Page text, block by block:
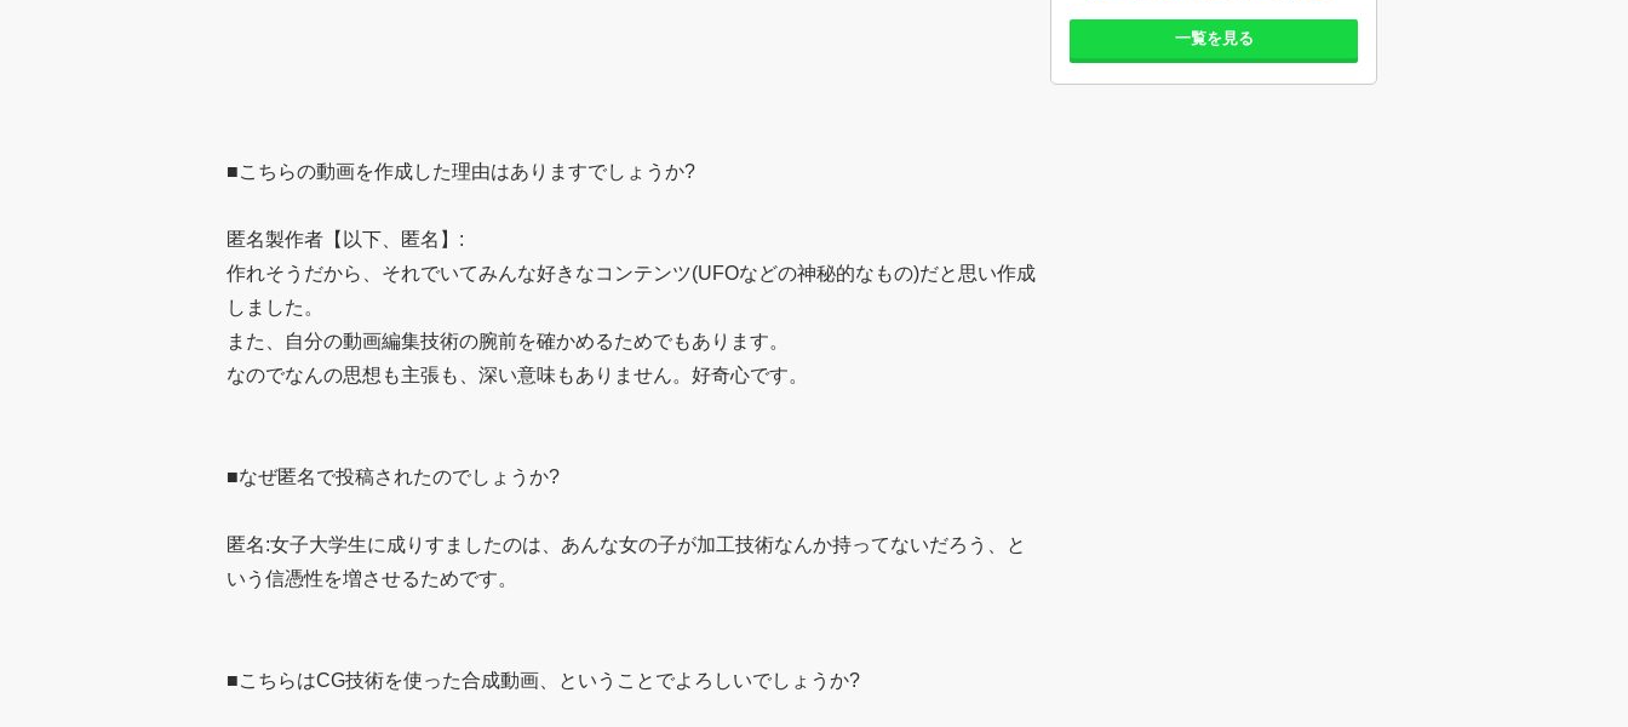
■こちらの動画を作成した理由はありますでしょうか?
匿名製作者【以下、匿名】:
作れそうだから、それでいてみんな好きなコンテンツ(UFOなどの神秘的なもの)だと思い作成
しました。
また、自分の動画編集技術の腕前を確かめるためでもあります。
なのでなんの思想も主張も、深い意味もありません。好奇心です。
■なぜ匿名で投稿されたのでしょうか?
匿名:女子大学生に成りすましたのは、あんな女の子が加工技術なんか持ってないだろう、と
いう信憑性を増させるためです。
■こちらはCG技術を使った合成動画、ということでよろしいでしょうか?
一覧を見る